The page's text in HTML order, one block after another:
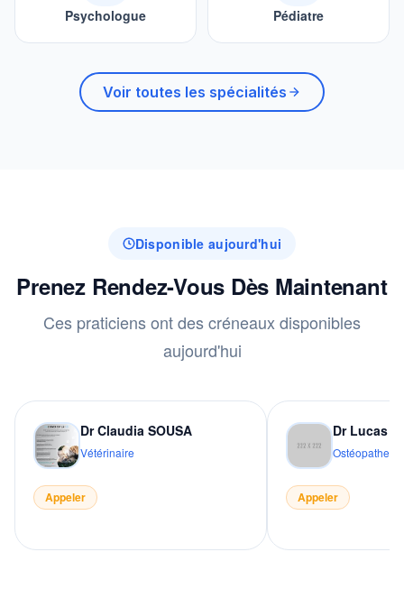
Psychologue Pédiatre
Voir toutes les spécialités
Disponible aujourd'hui
Prenez Rendez-Vous Dès Maintenant
Ces praticiens ont des créneaux disponibles
aujourd'hui
Dr Claudia SOUSA
Vétérinaire
Appeler
Dr Lucas
Ostéopathe
Appeler